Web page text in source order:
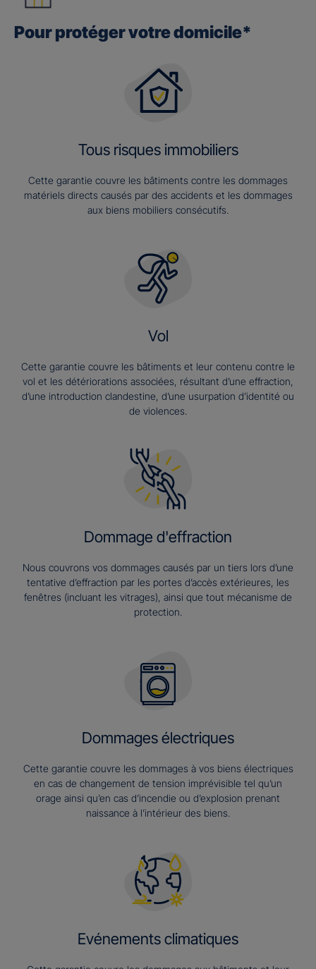
Pour protéger votre domicile*
Tous risques immobiliers
Cette garantie couvre les bâtiments contre les dommages
matériels directs causés par des accidents et les dommages
aux biens mobiliers consécutifs.
Vol
Cette garantie couvre les bâtiments et leur contenu contre le
vol et les détériorations associées, résultant d’une effraction,
d’une introduction clandestine, d’une usurpation d’identité ou
de violences.
Dommage d'effraction
Nous couvrons vos dommages causés par un tiers lors d’une
tentative d’effraction par les portes d’accès extérieures, les
fenêtres (incluant les vitrages), ainsi que tout mécanisme de
protection.
Dommages électriques
Cette garantie couvre les dommages à vos biens électriques
en cas de changement de tension imprévisible tel qu’un
orage ainsi qu’en cas d’incendie ou d’explosion prenant
naissance à l’intérieur des biens.
Evénements climatiques